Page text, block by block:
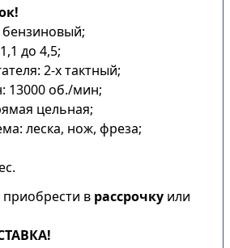
бензиновый;
до 4,5;
2-х тактный;
13000 об./мин;
цельная;
леска, нож, фреза;
в рассрочку или